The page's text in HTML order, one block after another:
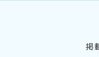
掲